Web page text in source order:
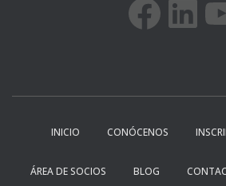
INICIO CONÓCENOS
ÁREA DE SOCIOS BLOG